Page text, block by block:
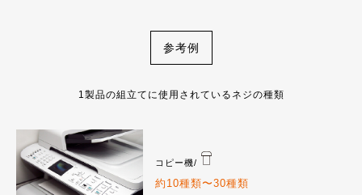
参考例
1製品の組立てに使用されているネジの種類
コピー機/
約10種類〜30種類